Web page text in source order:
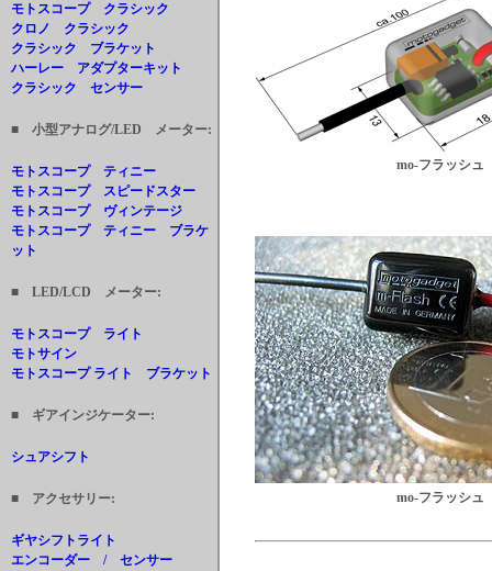
モトスコープ クラシック
クロノ クラシック
クラシック ブラケット
ハーレー アダプターキット
クラシック センサー
■ 小型アナログ/LED メーター:
モトスコープ ティニー
モトスコープ スピードスター
モトスコープ ヴィンテージ
モトスコープ ティニー ブラケ
ット
■ LED/LCD メーター:
モトスコープ ライト
モトサイン
モトスコープ ライト ブラケット
■ ギアインジケーター:
シュアシフト
■ アクセサリー:
ギヤシフトライト
エンコーダー / センサー
mo-フラッシュ
mo-フラッシュ